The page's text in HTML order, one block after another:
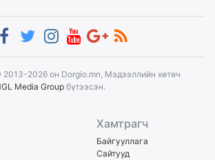
2013-2026 он Dorgio.mn, Мэдээллийн хөтөч
Media Group бүтээсэн.
Хамтрагч
Байгууллага
Сайтууд